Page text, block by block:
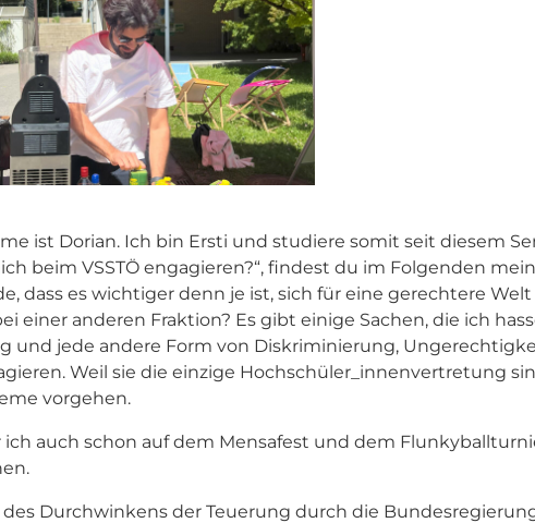
ist Dorian. Ich bin Ersti und studiere somit seit diesem
beim VSSTÖ engagieren?“, findest du im Folgenden
dass es wichtiger denn je ist, sich für eine gerechtere
einer anderen Fraktion? Es gibt einige Sachen, die ich
und jede andere Form von Diskriminierung,
Weil sie die einzige Hochschüler_innenvertretung
vorgehen.
ich auch schon auf dem Mensafest und dem
Durchwinkens der Teuerung durch die